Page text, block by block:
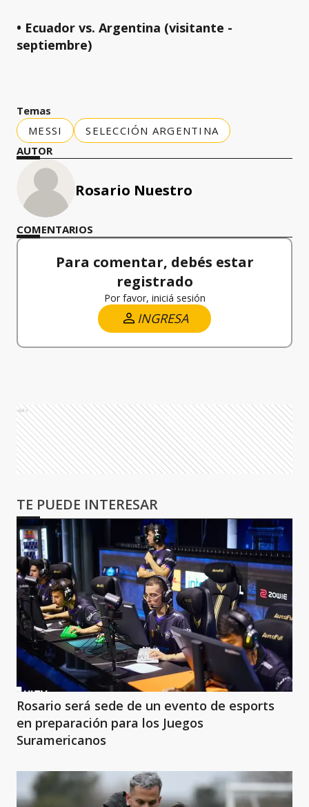
• Ecuador vs. Argentina (visitante -
septiembre)
Temas
MESSI
SELECCIÓN ARGENTINA
AUTOR
Rosario Nuestro
COMENTARIOS
Para comentar, debés estar
registrado
Por favor, iniciá sesión
INGRESA
Ads
TE PUEDE INTERESAR
Rosario será sede de un evento de esports
en preparación para los Juegos
Suramericanos